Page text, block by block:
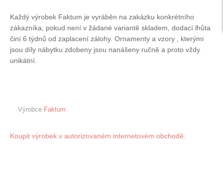
Každý výrobek Faktum je vyráběn na zakázku konkrétního
zákazníka, pokud není v žádané variantě skladem, dodací lhůta
činí 6 týdnů od zaplacení zálohy. Ornamenty a vzory , kterými
jsou díly nábytku zdobeny jsou nanášeny ručně a proto vždy
unikátní.
Výrobce Faktum
Koupit výrobek v autorizovaném internetovém obchodě.